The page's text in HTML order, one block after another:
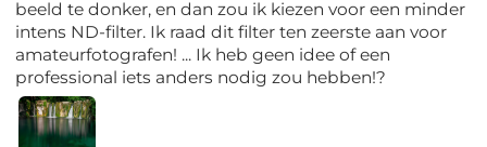
beeld te donker, en dan zou ik kiezen voor een minder
intens ND-filter. Ik raad dit filter ten zeerste aan voor
amateurfotografen! ... Ik heb geen idee of een
professional iets anders nodig zou hebben!?